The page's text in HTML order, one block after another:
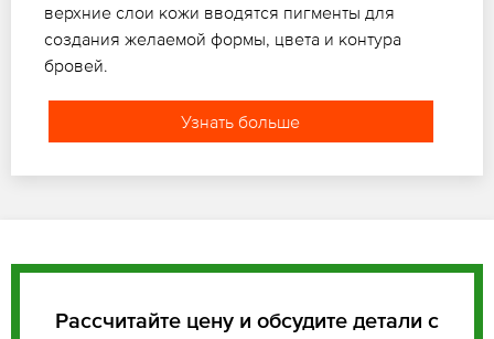
верхние слои кожи вводятся пигменты для
создания желаемой формы, цвета и контура
бровей.
Узнать больше
Рассчитайте цену и обсудите детали с